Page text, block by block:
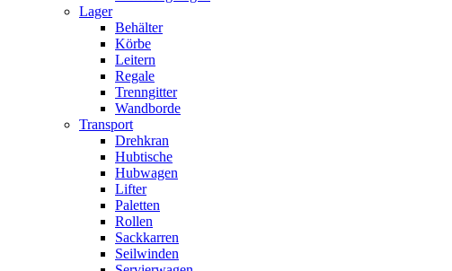
Lager
Behälter
Körbe
Leitern
Regale
Trenngitter
Wandborde
Transport
Drehkran
Hubtische
Hubwagen
Lifter
Paletten
Rollen
Sackkarren
Seilwinden